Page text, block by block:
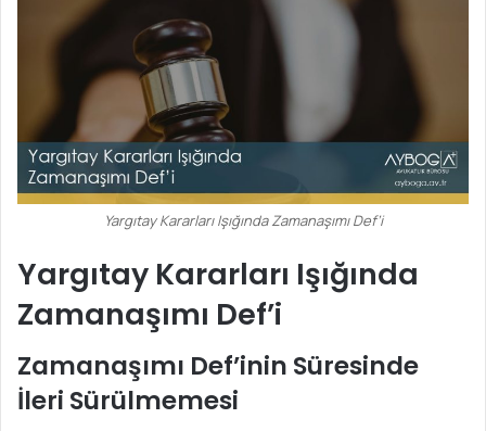
Yargıtay Kararları Işığında Zamanaşımı Def’i
Yargıtay Kararları Işığında
Zamanaşımı Def’i
Zamanaşımı Def’inin Süresinde
İleri Sürülmemesi